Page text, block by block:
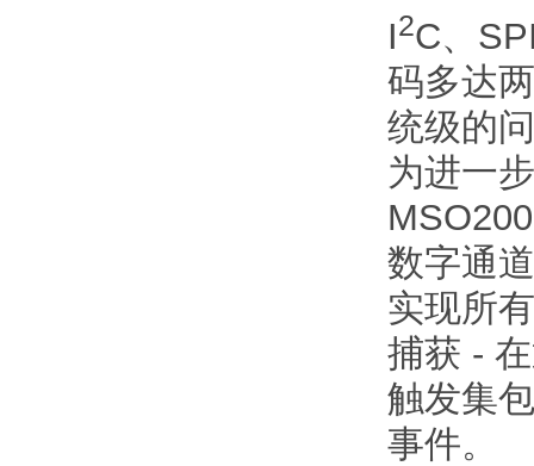
I2C、
码多达
统级的
为进一
数字通
实现所
捕获 -
触发集
事件。